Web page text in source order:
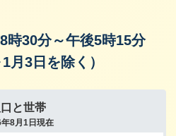
時30分～午後5時15分
月3日を除く）